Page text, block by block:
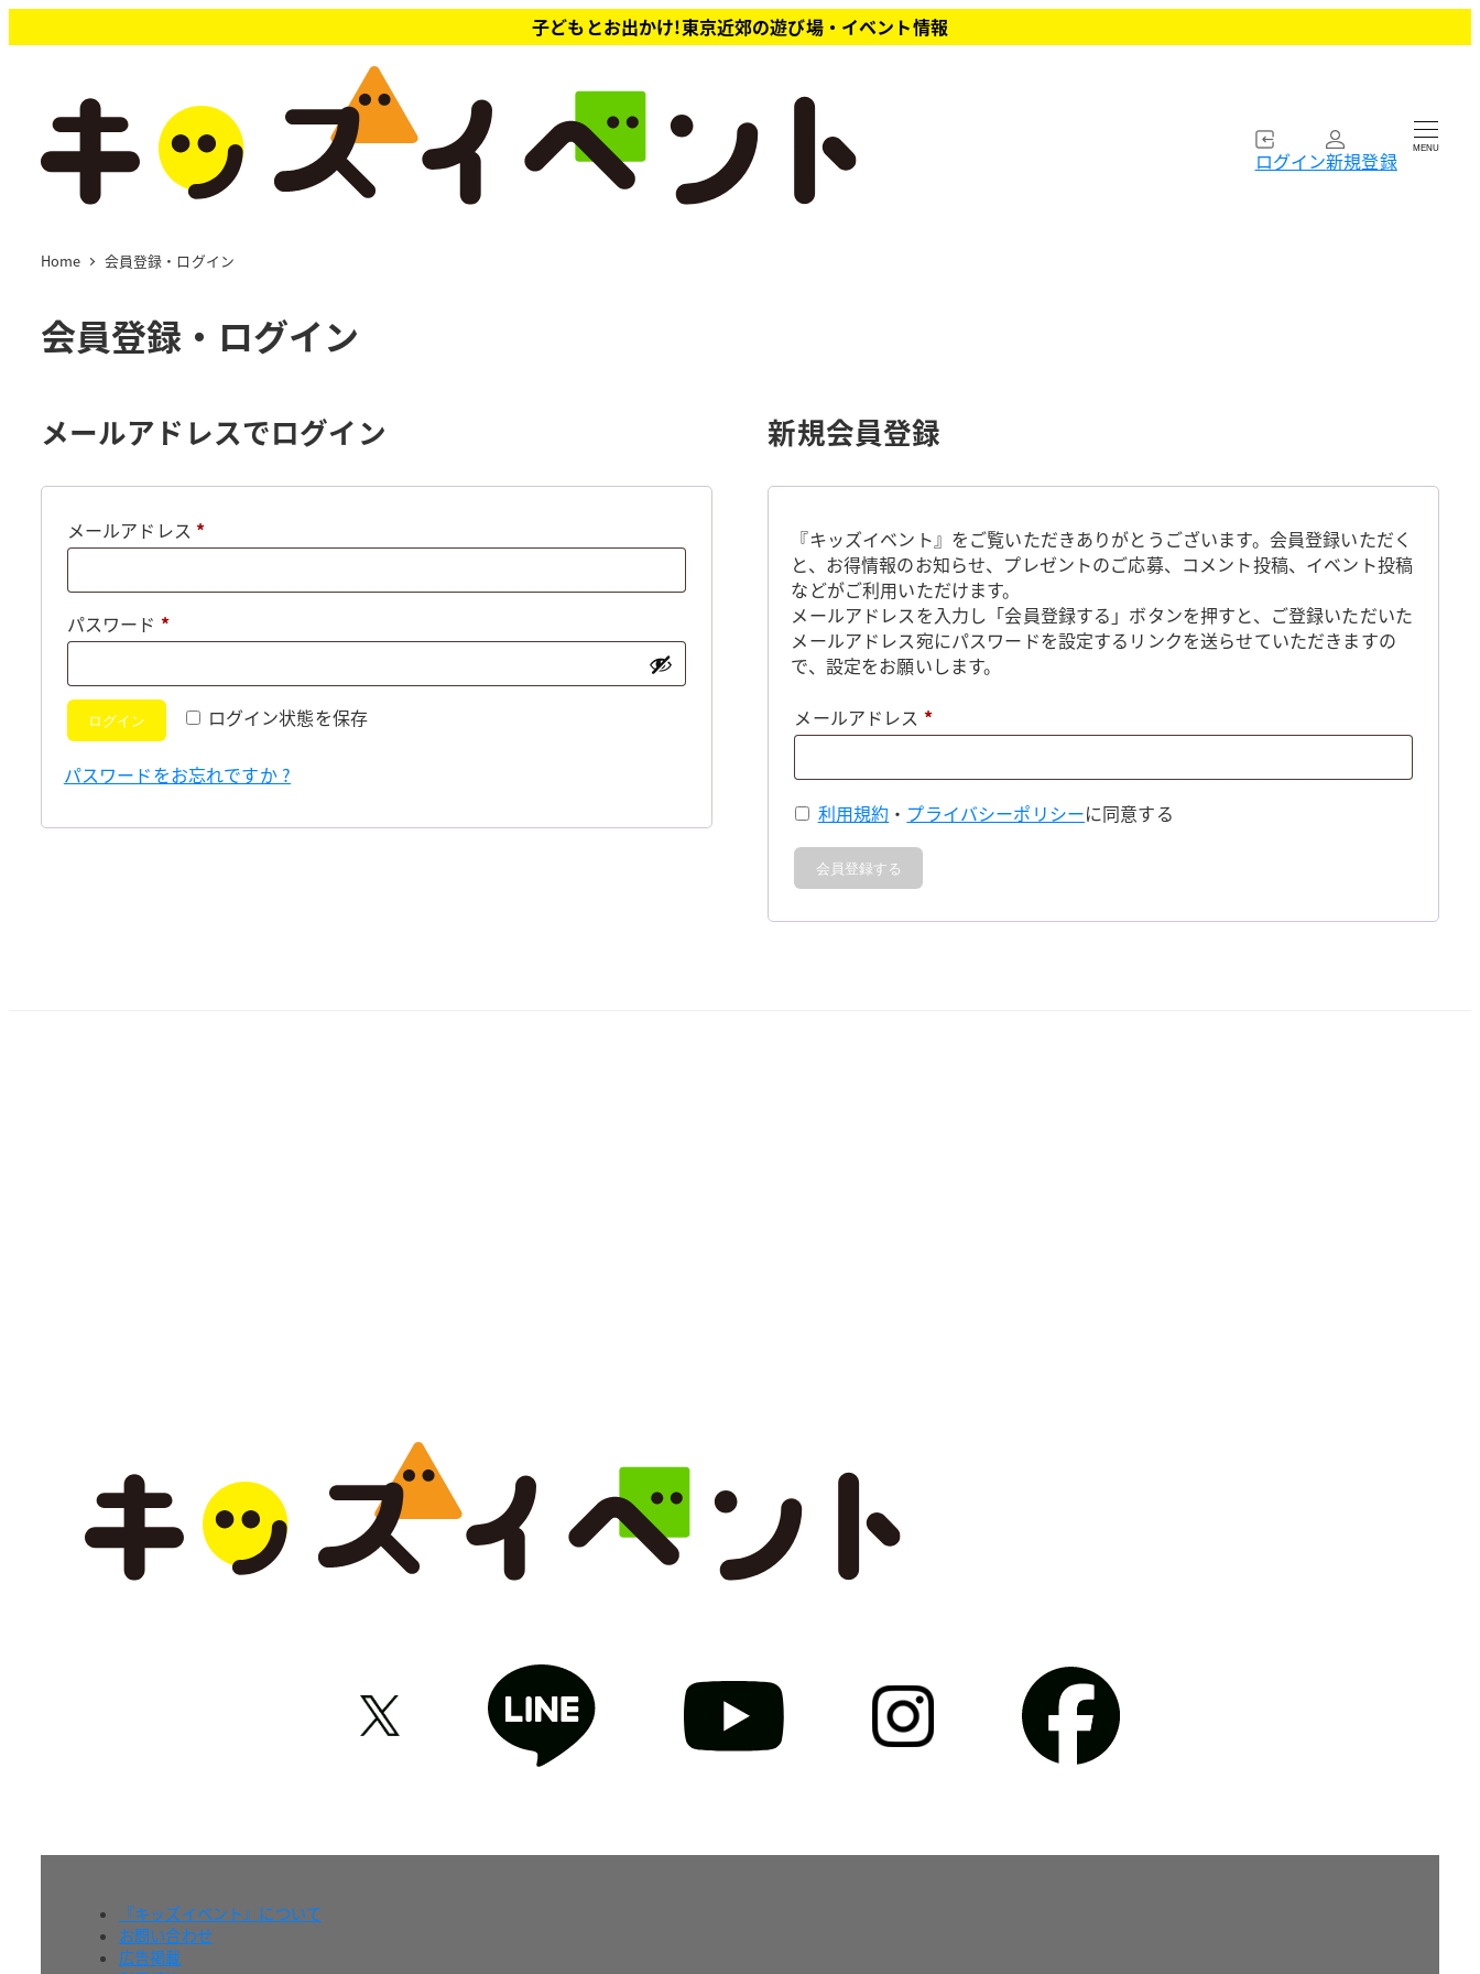
イ
子どもとお出かけ!東京近郊の遊び場・イベント情報
ログイン新規登録 MENU
Home 会員登録・ログイン
会員登録・ログイン
メールアドレスでログイン
メールアドレス *必
パスワード *必
ログイン状態を保存
ログイン
パスワードをお忘れですか ?
新規会員登録
『キッズイベント』をご覧いただきありがとうございます。会員登録いただく
と、お得情報のお知らせ、プレゼントのご応募、コメント投稿、イベント投稿
などがご利用いただけます。
メールアドレスを入力し「会員登録する」ボタンを押すと、ご登録いただいた
メールアドレス宛にパスワードを設定するリンクを送らせていただきますの
で、設定をお願いします。
メールアドレス *必
利用規約 ・ プライバシーポリシーに同意する
会員登録する
『キッズイベント』について
お問い合わせ
広告掲載